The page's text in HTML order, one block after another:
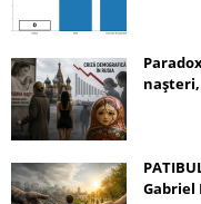
Gabriel